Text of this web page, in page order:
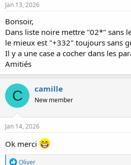
Jan 13, 2026
Bonsoir,
Dans liste noire mettre "02*" sans
le mieux est "+332" toujours sans
Il y a une case a cocher dans les
Amitiés
C camille
New member
Jan 14, 2026
Ok merci
R
Oliver